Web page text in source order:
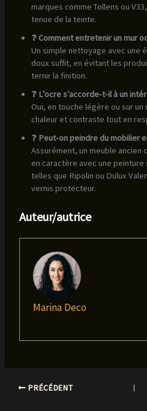
marques comme Tollens ou
tenue de la teinte.
❓ Comment entretenir un mur
Un simple nettoyage avec une
doux suffit, en évitant les
ternir la finition.
❓ L’ocre s’accorde-t-il à un
Oui, en touche légère ou sur un
chaleur et contraste tout en
❓ Peut-on peindre du mobilier
Assurément, un meuble ancien
en caractère avec une
telles que Ripolin ou Dulux
vernis protecteur.
Auteur/autrice
Marina Deco
PRÉCÉDENT